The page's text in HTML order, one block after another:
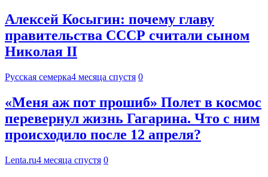
Алексей Косыгин: почему главу
правительства СССР считали сыном
Николая II
Русская семерка4 месяца спустя 0
«Меня аж пот прошиб» Полет в космос
перевернул жизнь Гагарина. Что с ним
происходило после 12 апреля?
Lenta.ru4 месяца спустя 0